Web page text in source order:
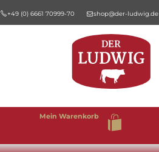
+49 (0) 6661 70999-70 shop@der-ludwig.de
Mein Warenkorb